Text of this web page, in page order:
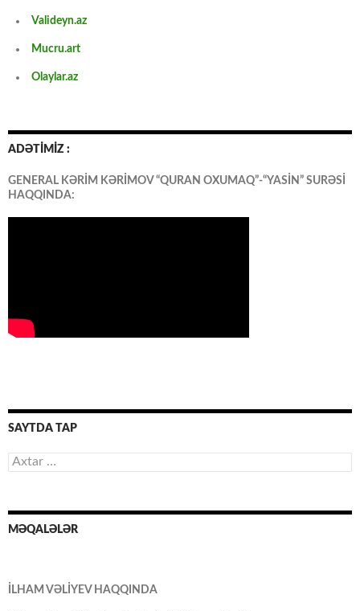
Valideyn.az
Mucru.art
Olaylar.az
ADƏTİMİZ :
GENERAL KƏRİM KƏRİMOV “QURAN OXUMAQ”-“YASİN” SURƏSİ
HAQQINDA:
SAYTDA TAP
Axtarış:
MƏQALƏLƏR
İLHAM VƏLİYEV HAQQINDA